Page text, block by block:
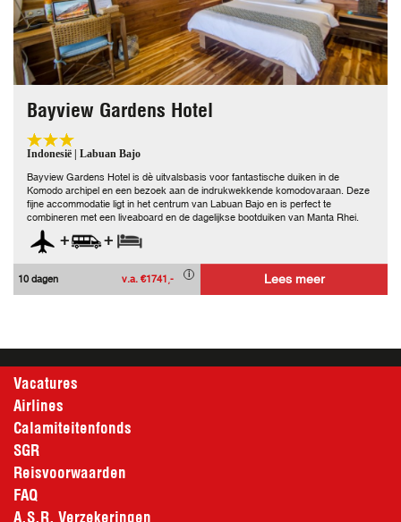
Bayview Gardens Hotel
Indonesië | Labuan Bajo
Bayview Gardens Hotel is dè uitvalsbasis voor fantastische duiken in de
Komodo archipel en een bezoek aan de indrukwekkende komodovaraan. Deze
fijne accommodatie ligt in het centrum van Labuan Bajo en is perfect te
combineren met een liveaboard en de dagelijkse bootduiken van Manta Rhei.
+ +
10 dagen v.a. €1741,- Lees meer
Vacatures
Airlines
Calamiteitenfonds
SGR
Reisvoorwaarden
FAQ
A.S.R. Verzekeringen